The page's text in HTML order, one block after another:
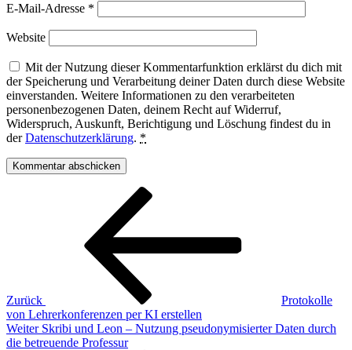
E-Mail-Adresse *
Website
Mit der Nutzung dieser Kommentarfunktion erklärst du dich mit
der Speicherung und Verarbeitung deiner Daten durch diese Website
einverstanden. Weitere Informationen zu den verarbeiteten
personenbezogenen Daten, deinem Recht auf Widerruf,
Widerspruch, Auskunft, Berichtigung und Löschung findest du in
derDatenschutzerklärung. *
Beitragsnavigation
Zurück
Protokolle
von Lehrerkonferenzen per KI erstellen
Nächster
Beitrag
Weiter Skribi und Leon – Nutzung pseudonymisierter Daten durch
die betreuende Professur